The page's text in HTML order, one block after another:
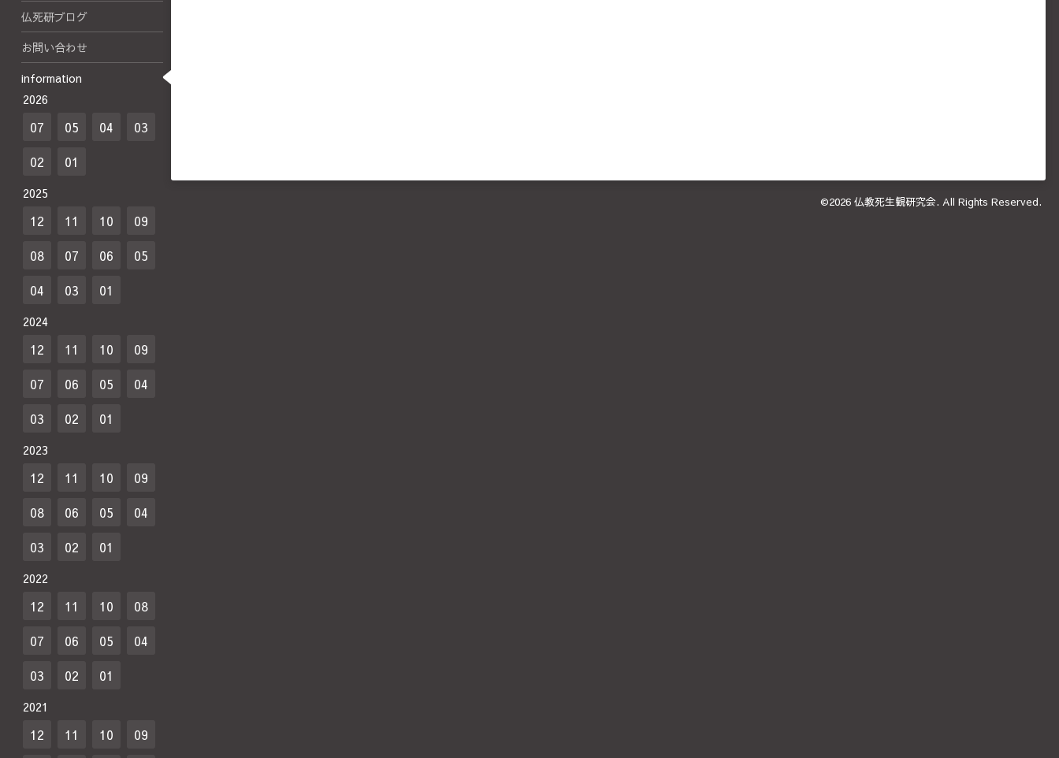
©2026 仏教死生観研究会. All Rights Reserved.
仏死研ブログ
お問い合わせ
information
2026
07 05 04
03
02
01
2025
12 11 10
09
08
07 06
05
04
03 01
2024
12 11 10
09
07
06 05
04
03
02 01
2023
12 11 10
09
08
06 05
04
03
02 01
2022
12 11 10
08
07
06 05
04
03
02 01
2021
12 11 10
09